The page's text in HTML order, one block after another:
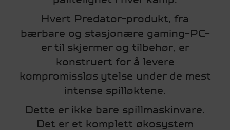
Hvert Predator-produkt, fra
bærbare og stasjonære gaming-PC-
er til skjermer og tilbehør, er
konstruert for å levere
kompromissløs ytelse under de mest
intense spilløktene.
Dette er ikke bare spillmaskinvare.
Det er et komplett økosystem